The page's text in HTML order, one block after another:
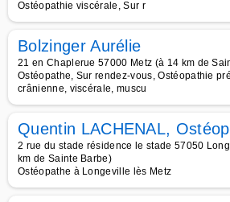
Ostéopathie viscérale, Sur r
Bolzinger Aurélie
21 en Chaplerue 57000 Metz (à 14 km de
Ostéopathe, Sur rendez-vous, Ostéopathie
crânienne, viscérale, muscu
Quentin LACHENAL,
2 rue du stade résidence le stade 57050
km de Sainte Barbe)
Ostéopathe à Longeville lès Metz